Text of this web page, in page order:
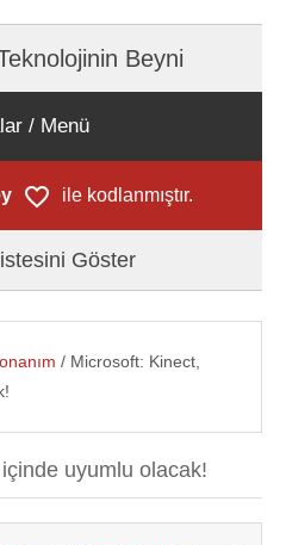
Beyni
/ Menü
ile kodlanmıştır.
Göster
/ Microsoft: Kinect,
uyumlu olacak!